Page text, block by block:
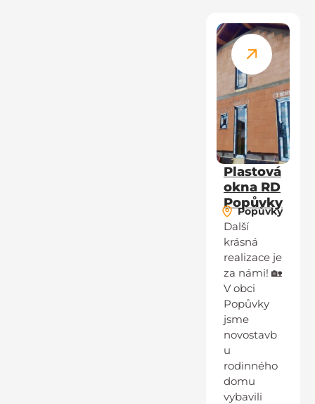
Plastová
okna RD
Popůvky
Popůvky
Další
krásná
realizace je
za námi! 🏡
V obci
Popůvky
jsme
novostavb
u
rodinného
domu
vybavili